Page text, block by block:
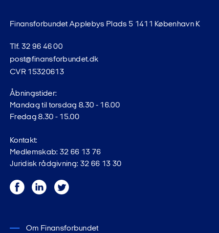
Finansforbundet Applebys Plads 5 1411 København K
Tlf. 32 96 46 00
post@finansforbundet.dk
CVR 15320613
Åbningstider:
Mandag til torsdag 8.30 - 16.00
Fredag 8.30 - 15.00
Kontakt:
Medlemskab: 32 66 13 76
Juridisk rådgivning: 32 66 13 30
FacebookLinkedInTwitter
Om Finansforbundet